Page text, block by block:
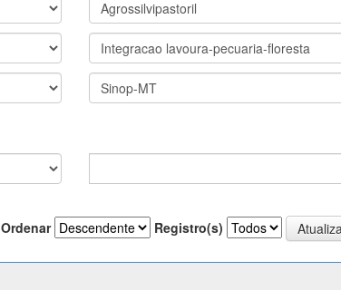
Ordenar Registro(s)